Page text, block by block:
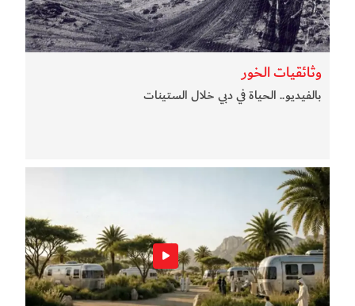
وثائقيات الخور
بالفيديو.. الحياة في دبي خلال الستينات